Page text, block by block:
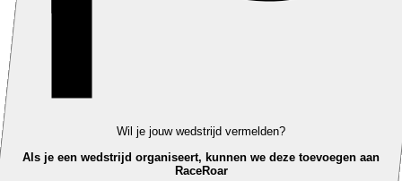
Wil je jouw wedstrijd vermelden?
Als je een wedstrijd organiseert, kunnen we deze toevoegen aan
RaceRoar